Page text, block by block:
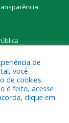
de Novo
de
você
de cookies.
é feito, acesse
clique em